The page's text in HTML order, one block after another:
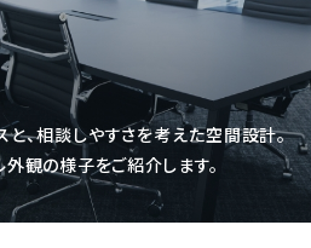
、相談しやすさを考えた空間設計。
観の様子をご紹介します。